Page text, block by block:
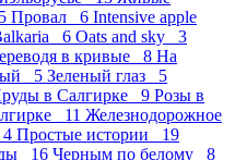
Провал 6 Intensive apple
6 Oats and sky 3
в кривые 8 На
5 Зеленый глаз 5
в Салгирке 9 Розы в
11 Железнодорожное
Простые истории 19
16 Черным по белому 8